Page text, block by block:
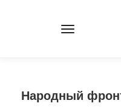
Народный